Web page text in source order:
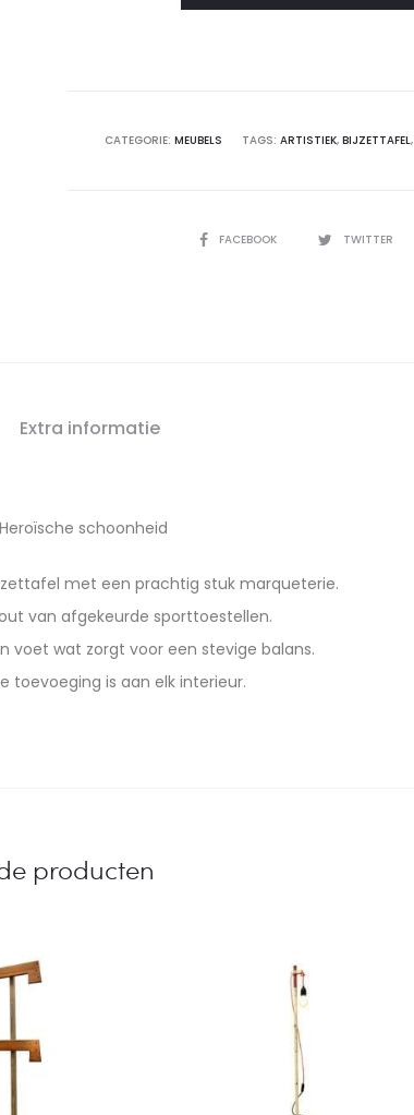
CATEGORIE: MEUBELS TAGS: ARTISTIEK, BIJZETTAFEL,
SHAREFACEBOOK TWITTER
Extra informatie
schoonheid
met een prachtig stuk marqueterie.
van afgekeurde sporttoestellen.
voet wat zorgt voor een stevige balans.
toevoeging is aan elk interieur.
producten